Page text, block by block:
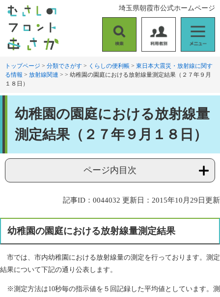
す
。
し
て
索
用
者
別
ニ
ュ
ー
埼玉県朝霞市公式ホームページ
トップページ > 分類でさがす > くらしの便利帳 > 東日本大震災・放射線に関す
る情報 > 放射線関連 > > 幼稚園の園庭における放射線量測定結果（２７年９月
１８日）
幼稚園の園庭における放射線量
測定結果（２７年９月１８日）
ページ内目次
記事ID：0044032 更新日：2015年10月29日更新
幼稚園の園庭における放射線量測定結果
市では、市内幼稚園における放射線量の測定を行っております。測定
結果について下記の通り公表します。
※測定方法は10秒毎の指示値を５回記録した平均値としています。測